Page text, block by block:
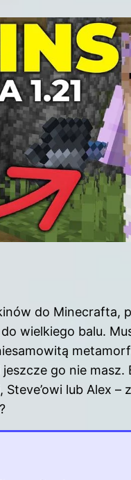
do Minecrafta,
wielkiego balu.
go nie
lub Alex